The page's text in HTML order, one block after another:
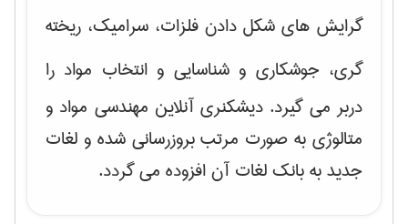
گرایش های شکل دادن فلزات، سرامیک، ریخته
گری، جوشکاری و شناسایی و انتخاب مواد را
دربر می گیرد. دیشکنری آنلاین مهندسی مواد و
متالوژی به صورت مرتب بروزرسانی شده و لغات
جدید به بانک لغات آن افزوده می گردد.